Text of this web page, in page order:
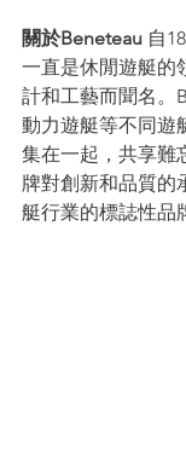
關於Beneteau 自
一直是休閒遊艇的
計和工藝而聞名。
動力遊艇等不同遊
集在一起，共享難
牌對創新和品質的
艇行業的標誌性品